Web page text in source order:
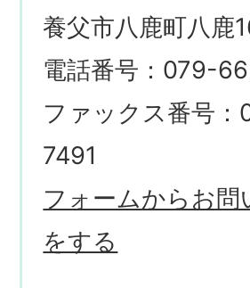
養父市八鹿町八鹿
電話番号：079-
ファックス番号
7491
フォームからお問
をする